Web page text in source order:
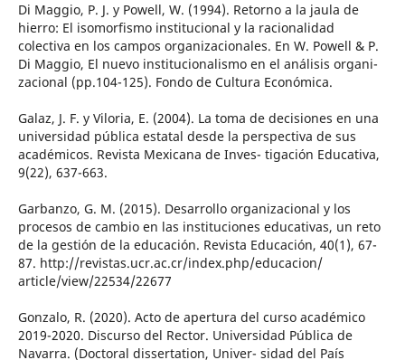
Di Maggio, P. J. y Powell, W. (1994). Retorno a la jaula de
hierro: El isomorfismo institucional y la racionalidad
colectiva en los campos organizacionales. En W. Powell & P.
Di Maggio, El nuevo institucionalismo en el análisis organi-
zacional (pp.104-125). Fondo de Cultura Económica.
Galaz, J. F. y Viloria, E. (2004). La toma de decisiones en una
universidad pública estatal desde la perspectiva de sus
académicos. Revista Mexicana de Inves- tigación Educativa,
9(22), 637-663.
Garbanzo, G. M. (2015). Desarrollo organizacional y los
procesos de cambio en las instituciones educativas, un reto
de la gestión de la educación. Revista Educación, 40(1), 67-
87. http://revistas.ucr.ac.cr/index.php/educacion/
article/view/22534/22677
Gonzalo, R. (2020). Acto de apertura del curso académico
2019-2020. Discurso del Rector. Universidad Pública de
Navarra. (Doctoral dissertation, Univer- sidad del País